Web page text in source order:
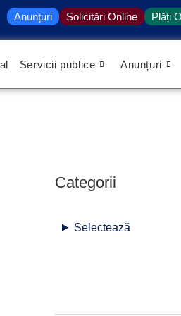
Anunțuri Solicitări Online Plăți
Servicii publice Anunțuri
Categorii
Selectează
S
r
c